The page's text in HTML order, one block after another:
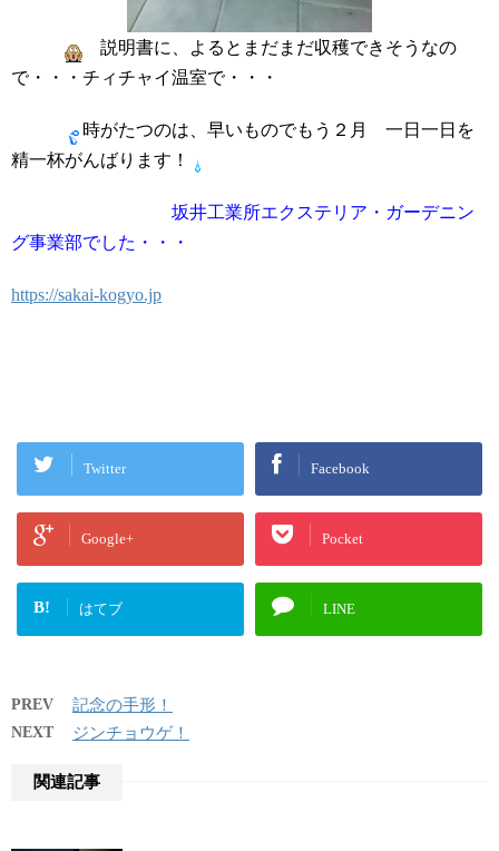
説明書に、よるとまだまだ収穫できそうなの
で・・・チィチャイ温室で・・・
時がたつのは、早いものでもう２月 一日一日を
精一杯がんばります！
坂井工業所エクステリア・ガーデニン
グ事業部でした・・・
https://sakai-kogyo.jp
Twitter Facebook
Google+ Pocket
B! はてブ LINE
PREV 記念の手形！
NEXT ジンチョウゲ！
関連記事